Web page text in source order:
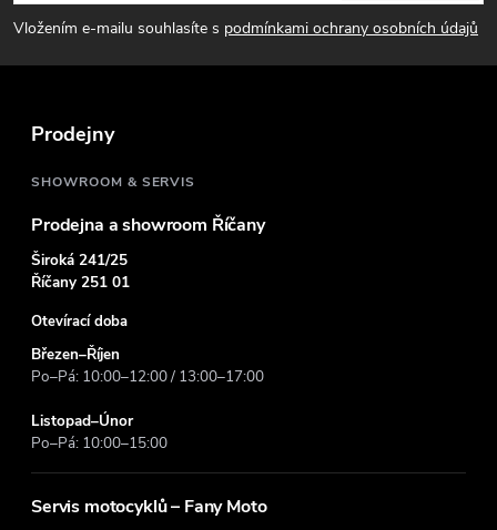
pVložením e-mailu souhlasíte s podmínkami ochrany osobních údajů
Prodejny
SHOWROOM & SERVIS
Prodejna a showroom Říčany
Široká 241/25
Říčany 251 01
Otevírací doba
Březen–Říjen
Po–Pá: 10:00–12:00 / 13:00–17:00
Listopad–Únor
Po–Pá: 10:00–15:00
Servis motocyklů – Fany Moto